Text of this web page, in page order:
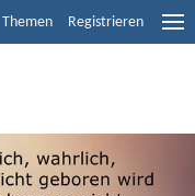
Themen Registrieren